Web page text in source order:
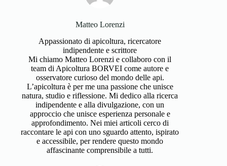
Matteo Lorenzi
Appassionato di apicoltura, ricercatore
indipendente e scrittore
Mi chiamo Matteo Lorenzi e collaboro con il
team di Apicoltura BORVEI come autore e
osservatore curioso del mondo delle api.
L’apicoltura è per me una passione che unisce
natura, studio e riflessione. Mi dedico alla ricerca
indipendente e alla divulgazione, con un
approccio che unisce esperienza personale e
approfondimento. Nei miei articoli cerco di
raccontare le api con uno sguardo attento, ispirato
e accessibile, per rendere questo mondo
affascinante comprensibile a tutti.